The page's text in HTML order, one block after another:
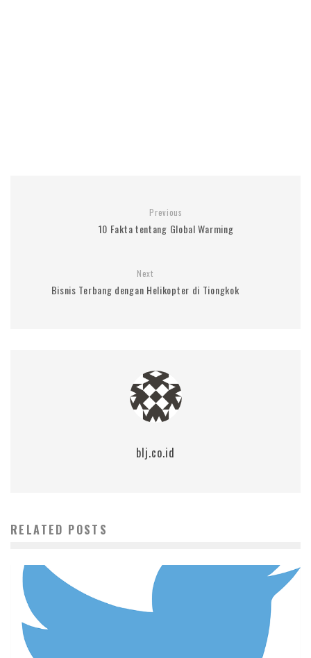
Previous
10 Fakta tentang Global Warming
Next
Bisnis Terbang dengan Helikopter di Tiongkok
blj.co.id
RELATED POSTS